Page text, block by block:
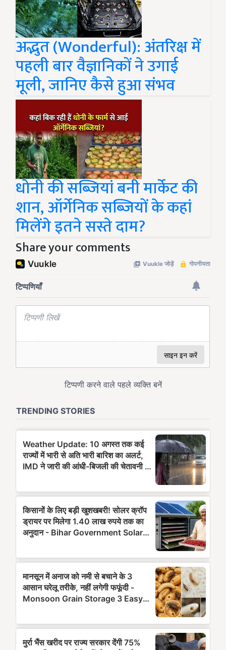
अद्भुत (Wonderful): अंतरिक्ष में
पहली बार वैज्ञानिकों ने उगाई
मूली, जानिए कैसे हुआ संभव
धोनी की सब्जियां बनी मार्केट की
शान, ऑर्गेनिक सब्जियों के कहां
मिलेंगे इतने सस्ते दाम?
Share your comments